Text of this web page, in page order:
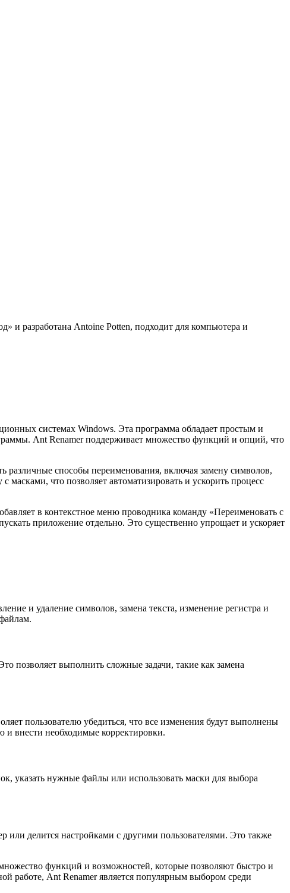
и разработана Antoine Potten, подходит для компьютера и
системах Windows. Эта программа обладает простым и
Ant Renamer поддерживает множество функций и опций, что
различные способы переименования, включая замену символов,
масками, что позволяет автоматизировать и ускорить процесс
в контекстное меню проводника команду «Переименовать с
приложение отдельно. Это существенно упрощает и ускоряет
и удаление символов, замена текста, изменение регистра и
позволяет выполнить сложные задачи, такие как замена
пользователю убедиться, что все изменения будут выполнены
и внести необходимые корректировки.
указать нужные файлы или использовать маски для выбора
или делится настройками с другими пользователями. Это также
функций и возможностей, которые позволяют быстро и
работе, Ant Renamer является популярным выбором среди